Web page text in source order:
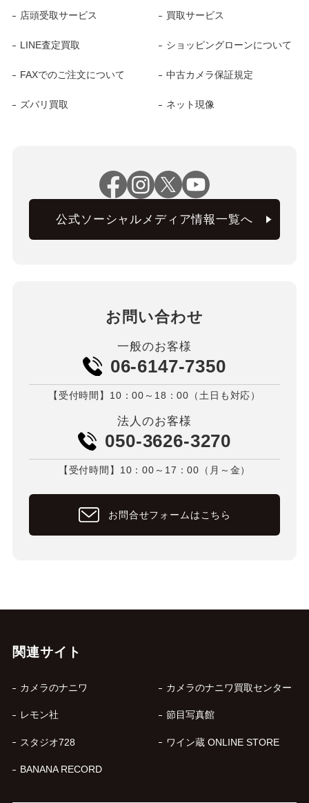
店頭受取サービス 買取サービス
LINE査定買取 ショッピングローンについて
FAXでのご注文について 中古カメラ保証規定
ズバリ買取 ネット現像
公式ソーシャルメディア情報一覧へ
お問い合わせ
一般のお客様
06-6147-7350
【受付時間】10：00～18：00（土日も対応）
法人のお客様
050-3626-3270
【受付時間】10：00～17：00（月～金）
お問合せフォームはこちら
関連サイト
カメラのナニワ カメラのナニワ買取センター
レモン社 節目写真館
スタジオ728 ワイン蔵 ONLINE STORE
BANANA RECORD